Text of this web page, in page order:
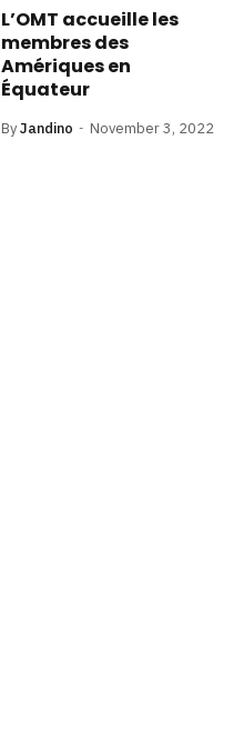
L’OMT accueille les
membres des
Amériques en
Équateur
ByJandino November 3, 2022